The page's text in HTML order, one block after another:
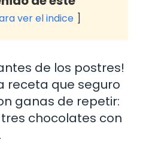
ver el indice
de los postres!
receta que seguro
ganas de repetir:
chocolates con